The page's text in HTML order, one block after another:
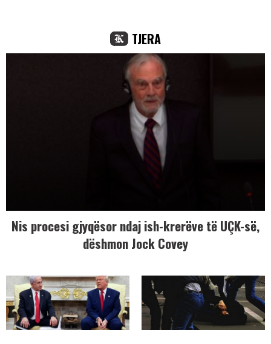
TJERA
Nis procesi gjyqësor ndaj ish-krerëve të UÇK-së,
dëshmon Jock Covey